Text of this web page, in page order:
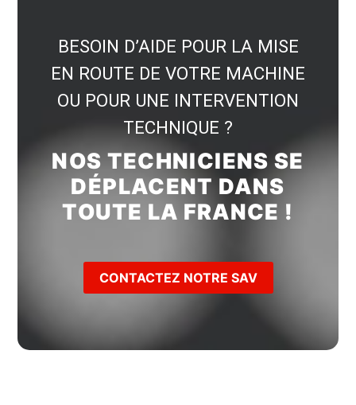
BESOIN D’AIDE POUR LA MISE
EN ROUTE DE VOTRE MACHINE
OU POUR UNE INTERVENTION
TECHNIQUE ?
NOS TECHNICIENS SE
DÉPLACENT DANS
TOUTE LA FRANCE !
CONTACTEZ NOTRE SAV